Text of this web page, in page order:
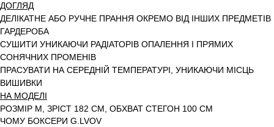
ДОГЛЯД
ДЕЛІКАТНЕ АБО РУЧНЕ ПРАННЯ ОКРЕМО ВІД ІНШИХ ПРЕДМЕТІВ
ГАРДЕРОБА
СУШИТИ УНИКАЮЧИ РАДІАТОРІВ ОПАЛЕННЯ І ПРЯМИХ
СОНЯЧНИХ ПРОМЕНІВ
ПРАСУВАТИ НА СЕРЕДНІЙ ТЕМПЕРАТУРІ, УНИКАЮЧИ МІСЦЬ
ВИШИВКИ
НА МОДЕЛІ
РОЗМІР M, ЗРІСТ 182 СМ, ОБХВАТ СТЕГОН 100 СМ
ЧОМУ БОКСЕРИ G.LVOV